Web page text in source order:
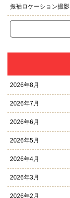
振袖ロケーション撮影
2026年8月
2026年7月
2026年6月
2026年5月
2026年4月
2026年3月
2026年2月